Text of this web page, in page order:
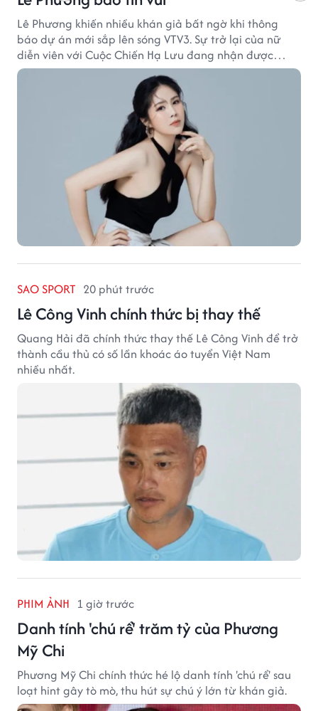
Lê Phương khiến nhiều khán giả bất ngờ khi thông
báo dự án mới sắp lên sóng VTV3. Sự trở lại của nữ
diễn viên với Cuộc Chiến Hạ Lưu đang nhận được
nhiều sự quan tâm.
SAO SPORT 20 phút trước
Lê Công Vinh chính thức bị thay thế
Quang Hải đã chính thức thay thế Lê Công Vinh để trở
thành cầu thủ có số lần khoác áo tuyển Việt Nam
nhiều nhất.
PHIM ẢNH 1 giờ trước
Danh tính 'chú rể' trăm tỷ của Phương
Mỹ Chi
Phương Mỹ Chi chính thức hé lộ danh tính 'chú rể' sau
loạt hint gây tò mò, thu hút sự chú ý lớn từ khán giả.